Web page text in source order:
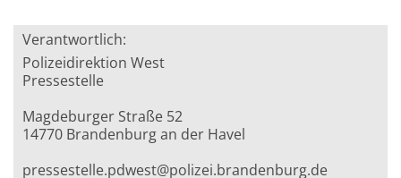
Verantwortlich:
Polizeidirektion West
Pressestelle
Magdeburger Straße 52
14770 Brandenburg an der Havel
pressestelle.pdwest@polizei.brandenburg.de